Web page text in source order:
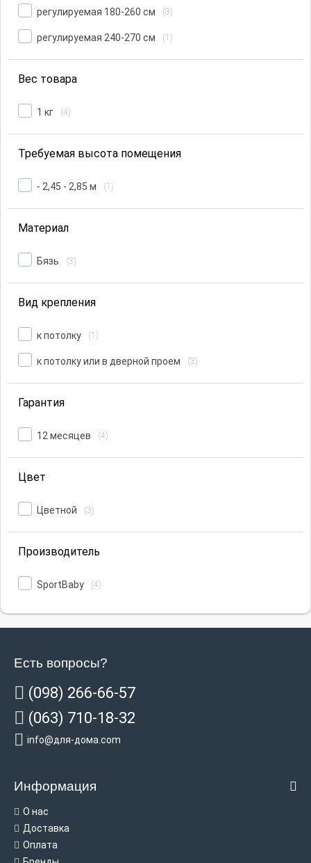
регулируемая 180-260 см (3)
регулируемая 240-270 см (1)
Вес товара
1 кг (4)
Требуемая высота помещения
- 2,45 - 2,85 м (1)
Материал
Бязь (3)
Вид крепления
к потолку (1)
к потолку или в дверной проем (3)
Гарантия
12 месяцев (4)
Цвет
Цветной (3)
Производитель
SportBaby (4)
Есть вопросы?
(098) 266-66-57
(063) 710-18-32
info@для-дома.com
Информация
О нас
Доставка
Оплата